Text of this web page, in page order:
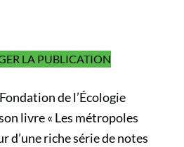
LA PUBLICATION
de l’Écologie
livre « Les métropoles
d’une riche série de notes